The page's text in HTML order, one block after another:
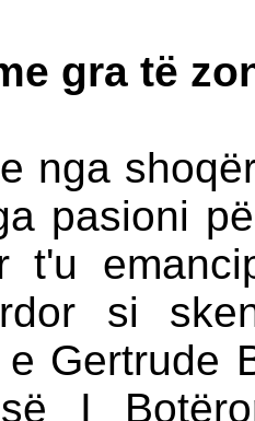
gra të
nga
pasioni
t'u
si
Gertrude
I